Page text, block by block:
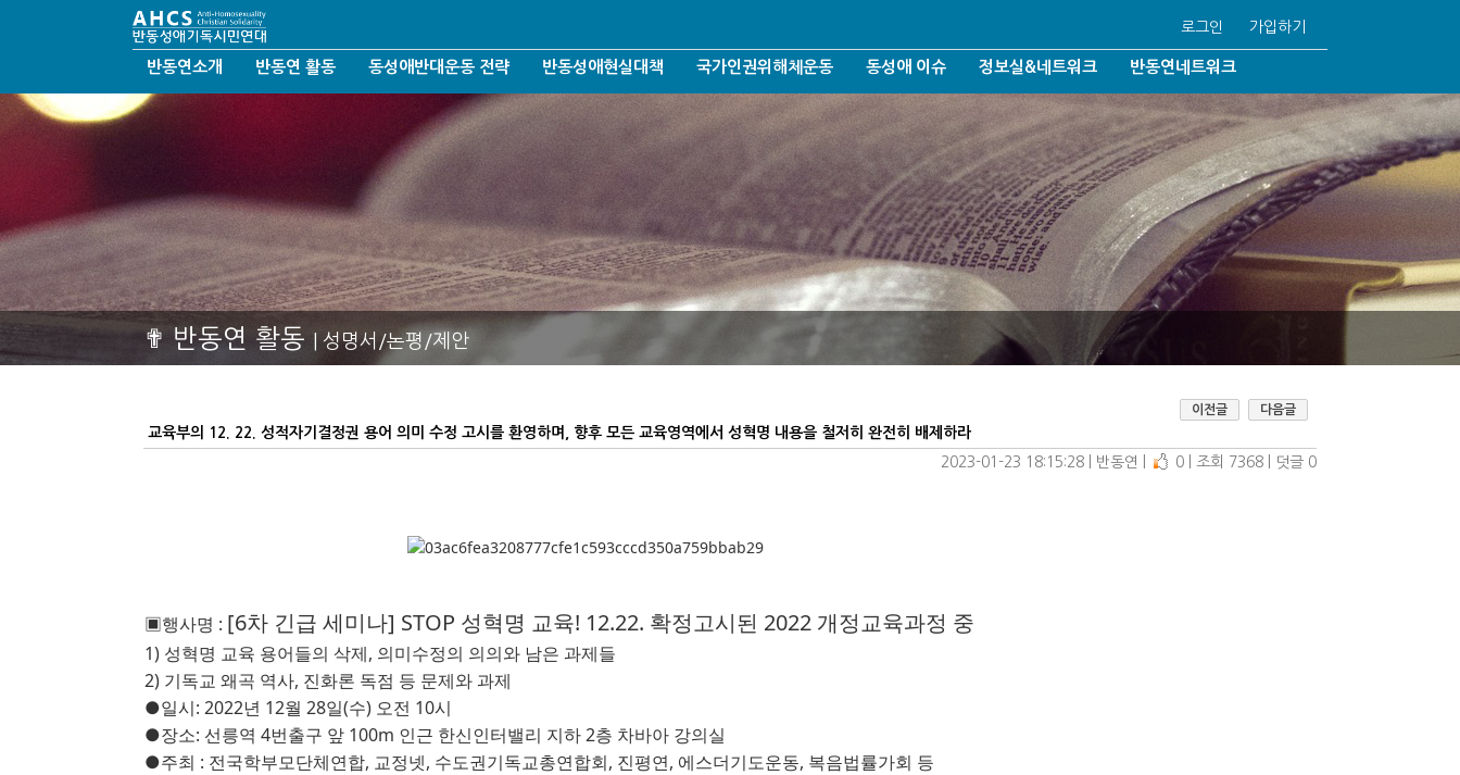
로그인 가입하기
반동연소개
반동연비전
섬기는 분들
반동연지회
오시는길
후원안내
반동연 활동
반동연칼럼
반동연앨범
반동연동영상
동성애반대운동 전략
반동성애운동
탈동성애운동
한국교회갱신정화운동
결혼가정회복운동
반동성애현실대책
반동성애운동철학
반동성애운동조직화
반동성애운동후원조직화
반동성애운동네트워크
결혼가정출산장려운동
건강사회회복운동
국가인권위해체운동
인권위/젠더/가짜인권
인권위와 차별금지법
인권위 언론보도 악행들
인권위 해체운동
동성애 이슈
선천성/전환치료
AIDS/성병
젠더/성소수자
포괄적차별금지법/동성결혼
헌법개정/군형법92조6/학생인권조례
퀴어축체/퀴어신학이단
표현의자유침해/기독교박해
반대자처벌/기타
정보실&네트워크
반동연언론보도
반동연자료실
국내협력기관
해외협력기관
Q&A
자유게시판
동성애온라인/일대일상담
반동연네트워크
✟ 반동연 활동 | 성명서/논평/제안
이전글 다음글
교육부의 12. 22. 성적자기결정권 용어 의미 수정 고시를 환영하며, 향후 모든 교육영역에서 성혁명 내용을 철저히 완전히 배제하라
2023-01-23 18:15:28
반동연 0 조회 7368 덧글 0
▣행사명 : [6차 긴급 세미나] STOP 성혁명 교육! 12.22. 확정고시된 2022 개정교육과정 중
1) 성혁명 교육 용어들의 삭제, 의미수정의 의의와 남은 과제들
2) 기독교 왜곡 역사, 진화론 독점 등 문제와 과제
●일시: 2022년 12월 28일(수) 오전 10시
●장소: 선릉역 4번출구 앞 100m 인근 한신인터밸리 지하2층 차바아 강의실
●주최 : 전국학부모단체연합, 교정넷, 수도권기독교총연합회, 진평연, 에스더기도운동, 복음법률가회 등